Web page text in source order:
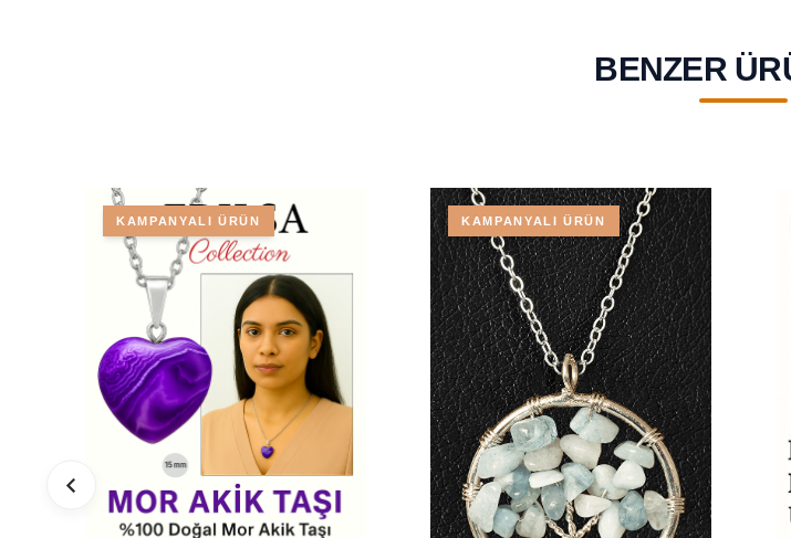
BENZER
KAMPANYALI ÜRÜN KAMPANYALI ÜRÜN